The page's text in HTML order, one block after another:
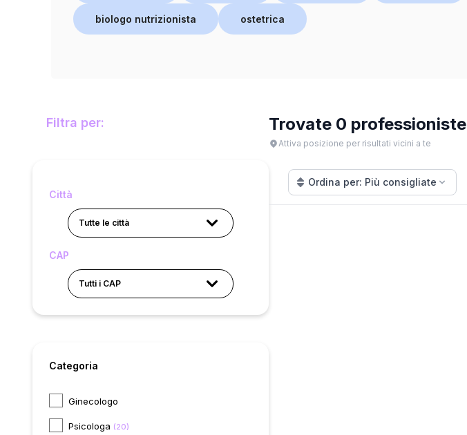
biologo nutrizionista ostetrica
Filtra per:
Città
Tutte le città
CAP
Tutti i CAP
Categoria
Ginecologo
Psicologa (20)
Trovate 0 professioniste
Attiva posizione per risultati vicini a te
Ordina per: Più consigliate